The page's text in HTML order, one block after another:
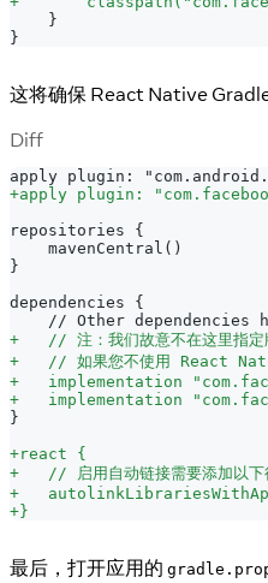
   }
}
这将确保 React Native
Diff
apply plugin:
+apply plugin:
repositories {
   mavenCentral()
}
dependencies {
// Other dependencies
+
// 注：我们故意不在这里指
+
// 如果您不使用 React
+
implementation
+
implementation
}
+react {
+
// 启用自动链接需要添加
+
+ }
最后，打开应用的